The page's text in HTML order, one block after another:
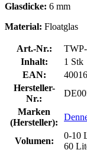
Glasdicke: 6 mm
Material: Floatglas
Art.-Nr.:
Inhalt:
1 Stk
EAN:
Hersteller-
Nr.:
Marken
(Hersteller):
Volumen:
0-10
60